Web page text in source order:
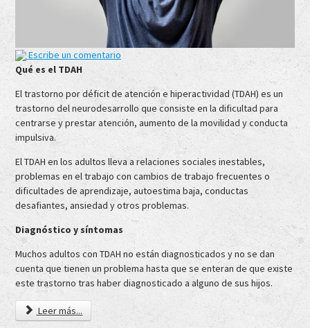
Escribe un comentario
Qué es el TDAH
El trastorno por déficit de atención e hiperactividad (TDAH) es un
trastorno del neurodesarrollo que consiste en la dificultad para
centrarse y prestar atención, aumento de la movilidad y conducta
impulsiva.
El TDAH en los adultos lleva a relaciones sociales inestables,
problemas en el trabajo con cambios de trabajo frecuentes o
dificultades de aprendizaje, autoestima baja, conductas
desafiantes, ansiedad y otros problemas.
Diagnóstico y síntomas
Muchos adultos con TDAH no están diagnosticados y no se dan
cuenta que tienen un problema hasta que se enteran de que existe
este trastorno tras haber diagnosticado a alguno de sus hijos.
Leer más...